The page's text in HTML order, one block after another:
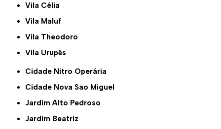
Vila Célia
Vila Maluf
Vila Theodoro
Vila Urupês
Cidade Nitro Operária
Cidade Nova São Miguel
Jardim Alto Pedroso
Jardim Beatriz